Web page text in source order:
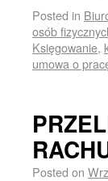
Posted in
osób
Księgowanie,
umowa o
Posted on